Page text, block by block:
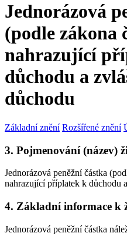
Jednorázová
(podle zákona
nahrazující
důchodu a
důchodu
Základní znění Rozšířené znění
3. Pojmenování (název)
Jednorázová peněžní částka
nahrazující příplatek k důchodu
4. Základní informace k
Jednorázová peněžní částka